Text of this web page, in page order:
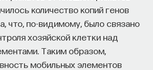
количество копий генов
что, по-видимому, было связано
хозяйской клетки над
Таким образом,
мобильных элементов
действительно
значение имеет
и не тип задания, а характер